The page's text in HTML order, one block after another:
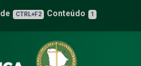
do
de
CTRL+F2 Conteúdo 1